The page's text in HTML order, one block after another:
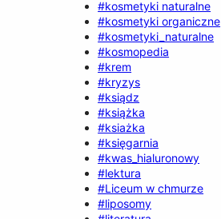
#kosmetyki naturalne
#kosmetyki organiczne
#kosmetyki_naturalne
#kosmopedia
#krem
#kryzys
#ksiądz
#książka
#ksiażka
#księgarnia
#kwas_hialuronowy
#lektura
#Liceum w chmurze
#liposomy